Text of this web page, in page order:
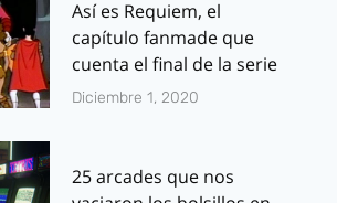
Así es Requiem, el
capítulo fanmade que
cuenta el final de la serie
Diciembre 1, 2020
25 arcades que nos